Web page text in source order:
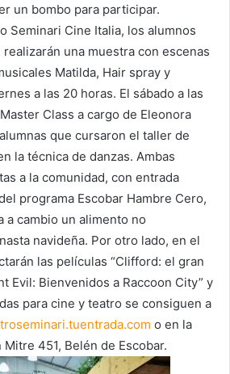
un bombo para participar.
Seminari Cine Italia, los alumnos
una muestra con escenas
Matilda, Hair spray y
a las 20 horas. El sábado a las
Class a cargo de Eleonora
que cursaron el taller de
la técnica de danzas. Ambas
a la comunidad, con entrada
programa Escobar Hambre Cero,
a cambio un alimento no
navideña. Por otro lado, en el
las películas “Clifford: el gran
Evil: Bienvenidos a Raccoon City” y
para cine y teatro se consiguen a
o en la
451, Belén de Escobar.